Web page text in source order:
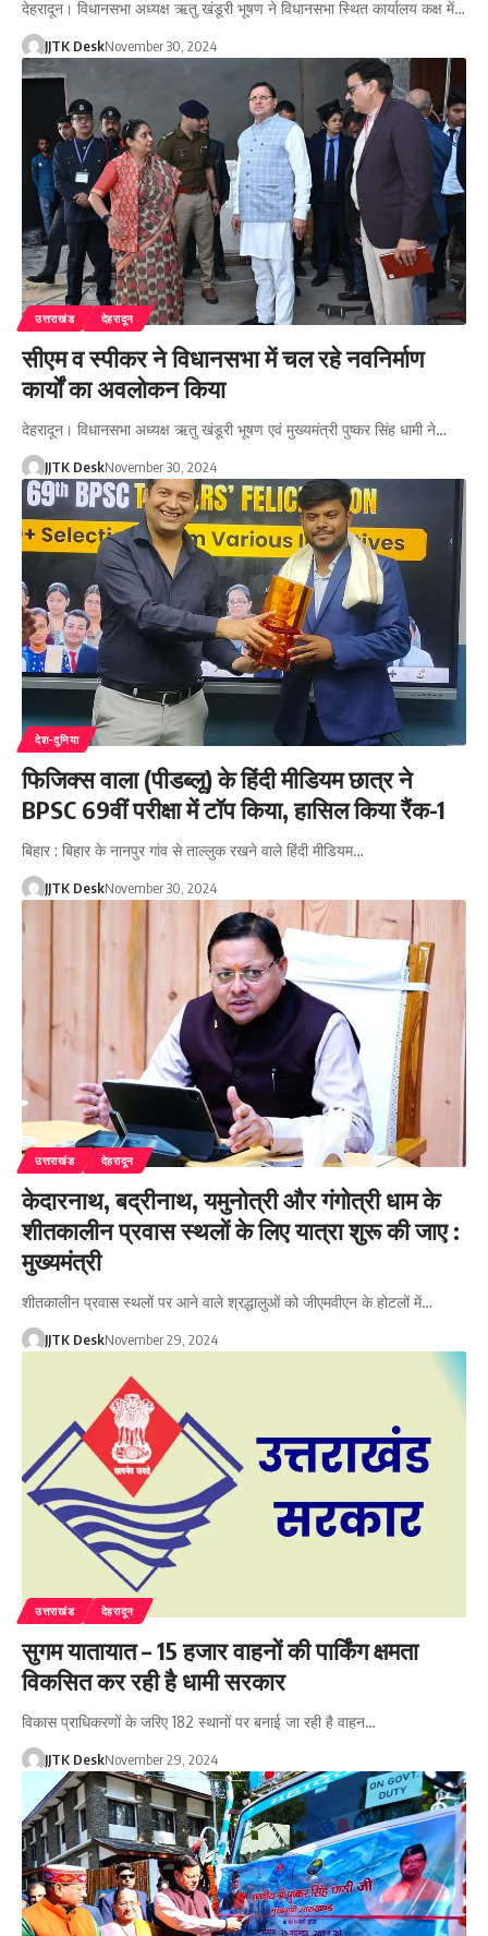
देहरादून। विधानसभा अध्यक्ष ऋतु खंडूरी भूषण ने विधानसभा स्थित कार्यालय कक्ष में…
JJTK DeskNovember 30, 2024
उत्तराखंड देहरादून
सीएम व स्पीकर ने विधानसभा में चल रहे नवनिर्माण
कार्यों का अवलोकन किया
देहरादून। विधानसभा अध्यक्ष ऋतु खंडूरी भूषण एवं मुख्यमंत्री पुष्कर सिंह धामी ने…
JJTK DeskNovember 30, 2024
देश-दुनिया
फिजिक्स वाला (पीडब्लू) के हिंदी मीडियम छात्र ने
BPSC 69वीं परीक्षा में टॉप किया, हासिल किया रैंक-1
बिहार : बिहार के नानपुर गांव से ताल्लुक रखने वाले हिंदी मीडियम…
JJTK DeskNovember 30, 2024
उत्तराखंड देहरादून
केदारनाथ, बद्रीनाथ, यमुनोत्री और गंगोत्री धाम के
शीतकालीन प्रवास स्थलों के लिए यात्रा शुरू की जाए :
मुख्यमंत्री
शीतकालीन प्रवास स्थलों पर आने वाले श्रद्धालुओं को जीएमवीएन के होटलों में…
JJTK DeskNovember 29, 2024
उत्तराखंड देहरादून
सुगम यातायात – 15 हजार वाहनों की पार्किंग क्षमता
विकसित कर रही है धामी सरकार
विकास प्राधिकरणों के जरिए 182 स्थानों पर बनाई जा रही है वाहन…
JJTK DeskNovember 29, 2024